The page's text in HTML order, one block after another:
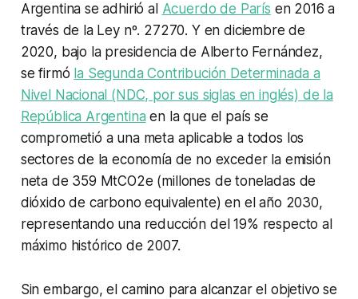
Argentina se adhirió al Acuerdo de París en 2016 a
través de la Ley nº. 27270. Y en diciembre de
2020, bajo la presidencia de Alberto Fernández,
se firmó la Segunda Contribución Determinada a
Nivel Nacional (NDC, por sus siglas en inglés) de la
República Argentina en la que el país se
comprometió a una meta aplicable a todos los
sectores de la economía de no exceder la emisión
neta de 359 MtCO2e (millones de toneladas de
dióxido de carbono equivalente) en el año 2030,
representando una reducción del 19% respecto al
máximo histórico de 2007.
Sin embargo, el camino para alcanzar el objetivo se